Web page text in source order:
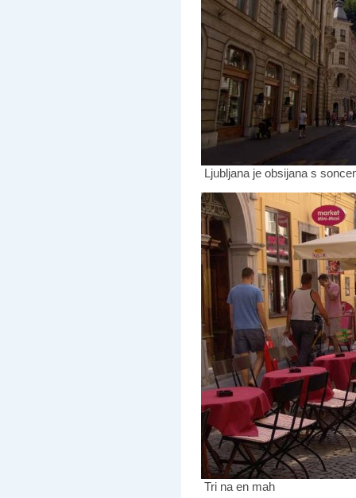
Ljubljana je obsijana s
Tri na en mah